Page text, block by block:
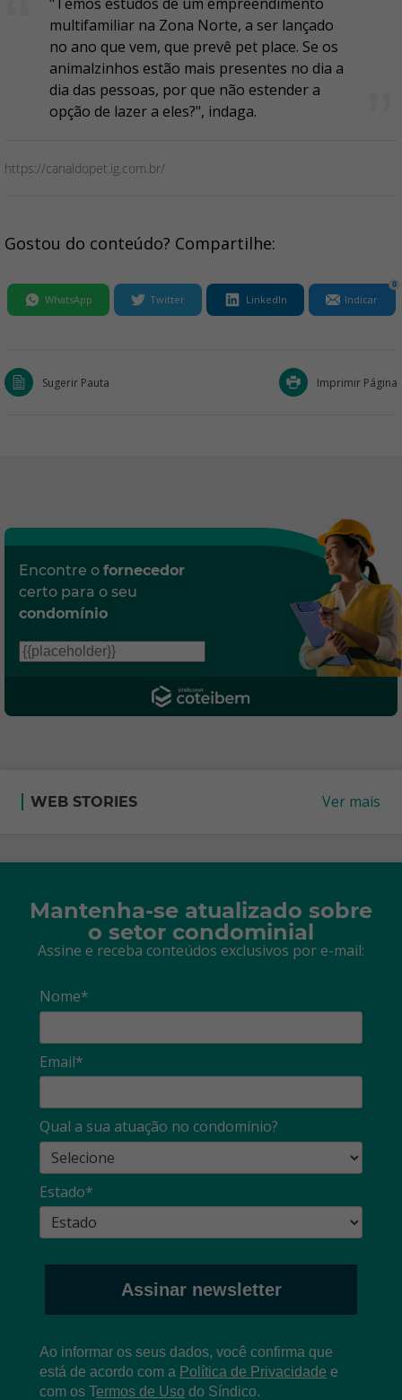
multifamiliar na Zona Norte, a ser lançado
no ano que vem, que prevê pet place. Se os
animalzinhos estão mais presentes no dia a
dia das pessoas, por que não estender a
opção de lazer a eles?", indaga.
https://canaldopet.ig.com.br/
Gostou do conteúdo? Compartilhe:
WhatsApp Twitter LinkedIn Indicar
0
Sugerir Pauta Imprimir Página
Encontre o fornecedor
certo para o seu
condomínio
WEB STORIES Ver mais
Mantenha-se atualizado sobre
o setor condominial
Assine e receba conteúdos exclusivos por e-mail:
Nome*
Email*
Qual a sua atuação no condomínio?
Estado*
Assinar newsletter
Ao informar os seus dados, você confirma que
está de acordo com a Política de Privacidade e
com os Termos de Uso do Síndico.